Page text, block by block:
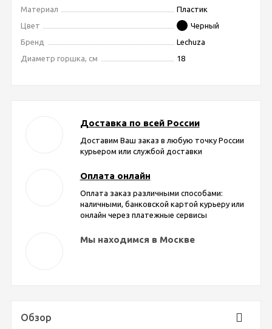
Материал
Пластик
Цвет
Черный
Бренд
Lechuza
Диаметр горшка, см
18
Доставка по всей России
Доставим Ваш заказ в любую точку России
курьером или службой доставки
Оплата онлайн
Оплата заказ различными способами:
наличными, банковской картой курьеру или
онлайн через платежные сервисы
Мы находимся в Москве
Обзор